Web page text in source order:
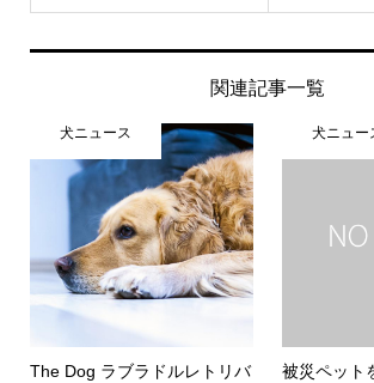
関連記事一覧
犬ニュース
The Dog ラブラドルレトリバ
犬ニュー
被災ペッ